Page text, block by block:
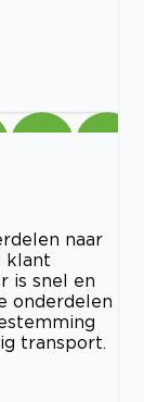
naar
klant
is snel en
onderdelen
transport.